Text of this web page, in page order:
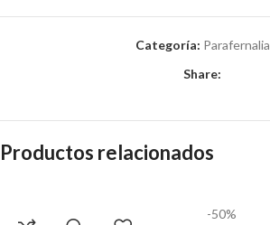
Categoría: Parafernalia
Share:
Productos relacionados
-50%